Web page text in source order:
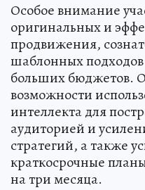
Особое внимание
оригинальных и
продвижения,
шаблонных
больших бюджетов.
возможности
интеллекта для
аудиторией и
стратегий, а также
краткосрочные
на три месяца.